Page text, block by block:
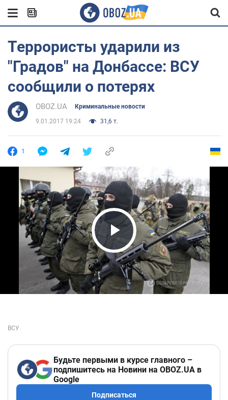
Террористы ударили из
"Градов" на Донбассе: ВСУ
сообщили о потерях
OBOZ.UA Криминальные новости
9.01.2017 19:24 31,6 т.
1
Play Video
Будьте первыми в курсе главного –
подпишитесь на Новини на OBOZ.UA в
Google
Подписаться